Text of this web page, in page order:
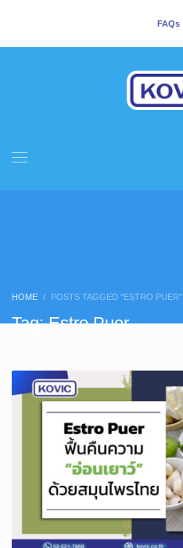
FAQs
HOME POSTS TAGGED "ESTRO PUER"
Tag: Estro Puer